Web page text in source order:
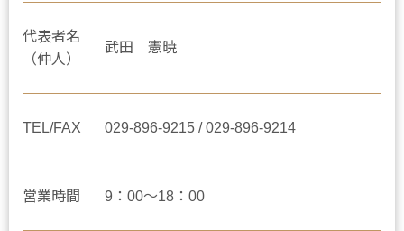
代表者名
（仲人）
武田 憲暁
TEL/FAX 029-896-9215 / 029-896-9214
営業時間 9：00～18：00